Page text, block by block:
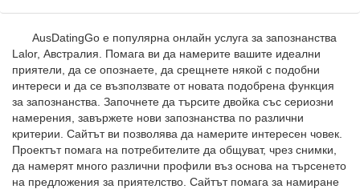
AusDatingGo е популярна онлайн услуга за запознанства
Lalor, Австралия. Помага ви да намерите вашите идеални
приятели, да се опознаете, да срещнете някой с подобни
интереси и да се възползвате от новата подобрена функция
за запознанства. Започнете да търсите двойка със сериозни
намерения, завържете нови запознанства по различни
критерии. Сайтът ви позволява да намерите интересен човек.
Проектът помага на потребителите да общуват, чрез снимки,
да намерят много различни профили въз основа на търсенето
на предложения за приятелство. Сайтът помага за намиране